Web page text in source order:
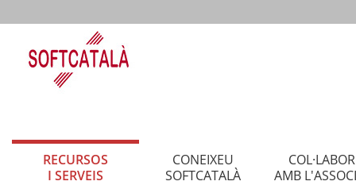
RECURSOS
I SERVEIS
CONEIXEU
SOFTCATALÀ
AMB